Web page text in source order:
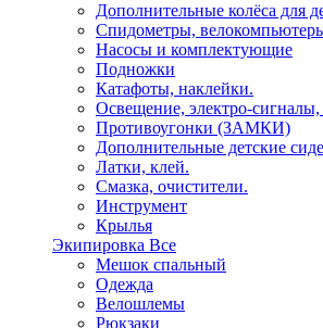
Дополнительные колёса для
Спидометры,
Насосы и комплектующие
Подножки
Катафоты, наклейки.
Освещение, электро-сигналы,
Противоугонки (ЗАМКИ)
Дополнительные детские
Латки, клей.
Смазка, очистители.
Инструмент
Крылья
Экипировка Все
Мешок спальный
Одежда
Велошлемы
Рюкзаки